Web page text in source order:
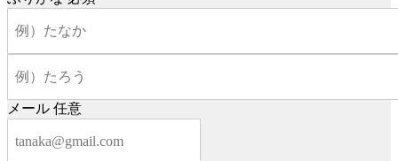
メール 任意